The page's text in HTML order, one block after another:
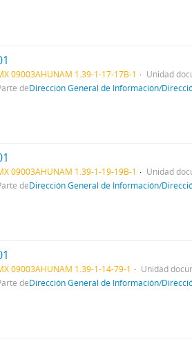
09003AHUNAM 1.39-1-17-17B-1
Unidad
deDirección General de Información/
09003AHUNAM 1.39-1-19-19B-1
Unidad
deDirección General de Información/
09003AHUNAM 1.39-1-14-79-1
Unidad
deDirección General de Información/